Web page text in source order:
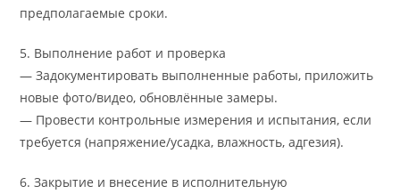
предполагаемые сроки.
5. Выполнение работ и проверка
— Задокументировать выполненные работы, приложить
новые фото/видео, обновлённые замеры.
— Провести контрольные измерения и испытания, если
требуется (напряжение/усадка, влажность, адгезия).
6. Закрытие и внесение в исполнительную